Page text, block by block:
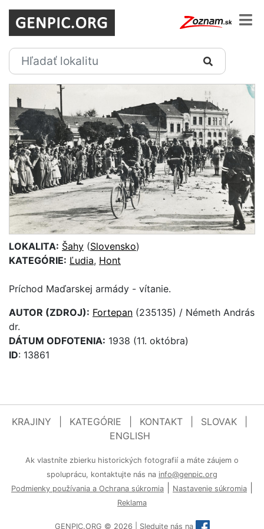
LOKALITA: Šahy (Slovensko)
KATEGÓRIE: Ľudia, Hont
Príchod Maďarskej armády - vítanie.
AUTOR (ZDROJ): Fortepan (235135) / Németh András
dr.
DÁTUM ODFOTENIA: 1938 (11. októbra)
ID: 13861
KRAJINY KATEGÓRIE KONTAKT SLOVAK
ENGLISH
Ak vlastníte zbierku historických fotografií a máte záujem o
spoluprácu, kontaktujte nás na info@genpic.org
Podmienky používania a Ochrana súkromia
Nastavenie súkromia
Reklama
GENPIC.ORG © 2026 | Sledujte nás na